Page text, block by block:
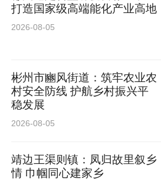
打造国家级高端能化产业高地
2026-08-05
彬州市豳风街道：筑牢农业农
村安全防线 护航乡村振兴平
稳发展
2026-08-05
靖边王渠则镇：凤归故里叙乡
情 巾帼同心建家乡